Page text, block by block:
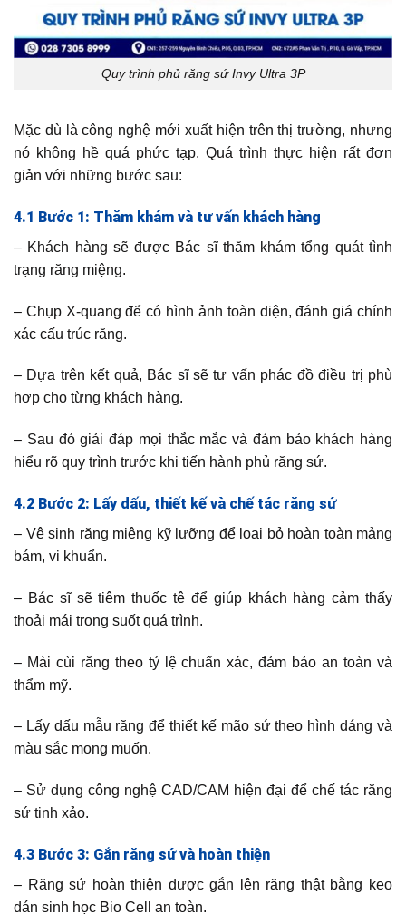
Quy trình phủ răng sứ Invy Ultra 3P
Mặc dù là công nghệ mới xuất hiện trên thị trường, nhưng
nó không hề quá phức tạp. Quá trình thực hiện rất đơn
giản với những bước sau:
4.1 Bước 1: Thăm khám và tư vấn khách hàng
– Khách hàng sẽ được Bác sĩ thăm khám tổng quát tình
trạng răng miệng.
– Chụp X-quang để có hình ảnh toàn diện, đánh giá chính
xác cấu trúc răng.
– Dựa trên kết quả, Bác sĩ sẽ tư vấn phác đồ điều trị phù
hợp cho từng khách hàng.
– Sau đó giải đáp mọi thắc mắc và đảm bảo khách hàng
hiểu rõ quy trình trước khi tiến hành phủ răng sứ.
4.2 Bước 2: Lấy dấu, thiết kế và chế tác răng sứ
– Vệ sinh răng miệng kỹ lưỡng để loại bỏ hoàn toàn mảng
bám, vi khuẩn.
– Bác sĩ sẽ tiêm thuốc tê để giúp khách hàng cảm thấy
thoải mái trong suốt quá trình.
– Mài cùi răng theo tỷ lệ chuẩn xác, đảm bảo an toàn và
thẩm mỹ.
– Lấy dấu mẫu răng để thiết kế mão sứ theo hình dáng và
màu sắc mong muốn.
– Sử dụng công nghệ CAD/CAM hiện đại để chế tác răng
sứ tinh xảo.
4.3 Bước 3: Gắn răng sứ và hoàn thiện
– Răng sứ hoàn thiện được gắn lên răng thật bằng keo
dán sinh học Bio Cell an toàn.